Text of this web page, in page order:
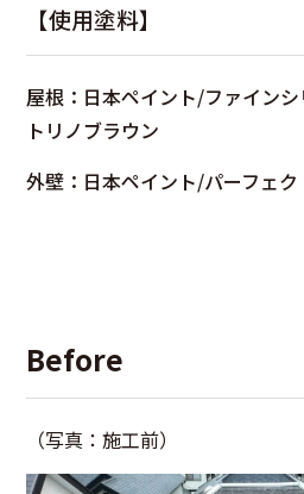
【使用塗料】
屋根：日本ペイント/ファイン
トリノブラウン
外壁：日本ペイント/パーフェ
Before
（写真：施工前）